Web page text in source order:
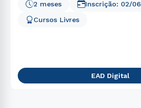
2 meses
Cursos Livres
Inscrição: 02/06
EAD Digital